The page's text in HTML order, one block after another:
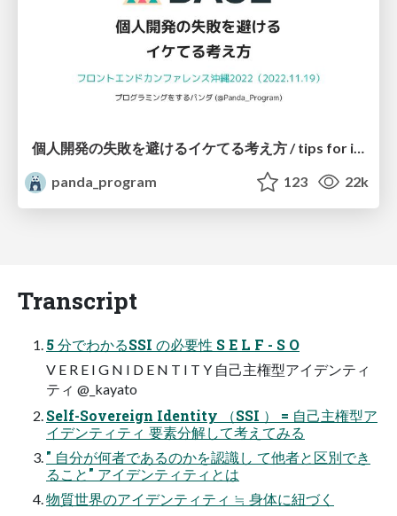
panda_program
123 22k
Transcript
5 分でわかるSSI の必要性 S E L F - S O
V E R E I G N I D E N T I T Y 自己主権型アイデンティ
ティ @_kayato
Self-Sovereign Identity （SSI ） = 自己主権型ア
イデンティティ 要素分解して考えてみる
" 自分が何者であるのかを認識し て他者と区別でき
ること" アイデンティティとは
物質世界のアイデンティティ ≒ 身体に紐づく